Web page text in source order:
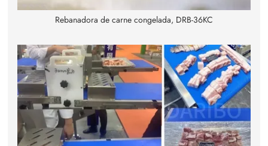
Rebanadora de carne congelada, DRB-36KC